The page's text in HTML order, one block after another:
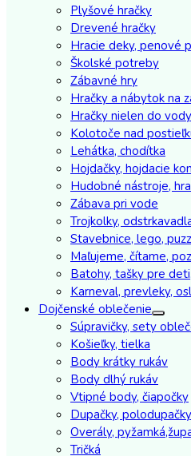
Plyšové hračky
Drevené hračky
Hracie deky, penové
Školské potreby
Zábavné hry
Hračky a nábytok na
Hračky nielen do vody
Kolotoče nad
Lehátka, chodítka
Hojdačky, hojdacie
Hudobné nástroje,
Zábava pri vode
Trojkolky,
Stavebnice, lego,
Maľujeme, čítame,
Batohy, tašky pre
Karneval, prevleky,
Dojčenské oblečenie
Súpravičky, sety
Košieľky, tielka
Body krátky rukáv
Body dlhý rukáv
Vtipné body, čiapočky
Dupačky, polodupačky
Overály,
Tričká